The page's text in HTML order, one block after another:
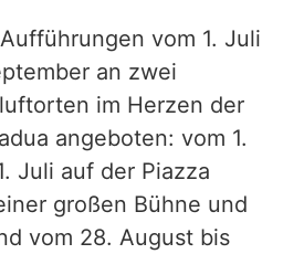
vom 1. Juli
an zwei
im Herzen der
angeboten: vom 1.
Juli auf der Piazza
großen Bühne und
vom 28. August bis